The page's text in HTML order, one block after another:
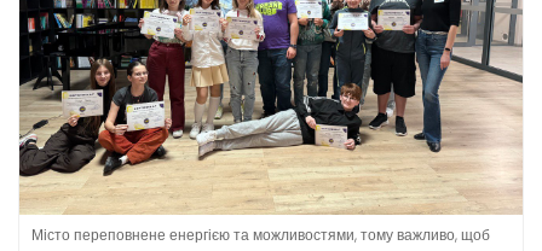
Місто переповнене енергією та можливостями, тому важливо, щоб